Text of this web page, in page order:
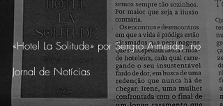
«Hotel La Solitude» por Sérgio Almeida, no
Jornal de Notícias